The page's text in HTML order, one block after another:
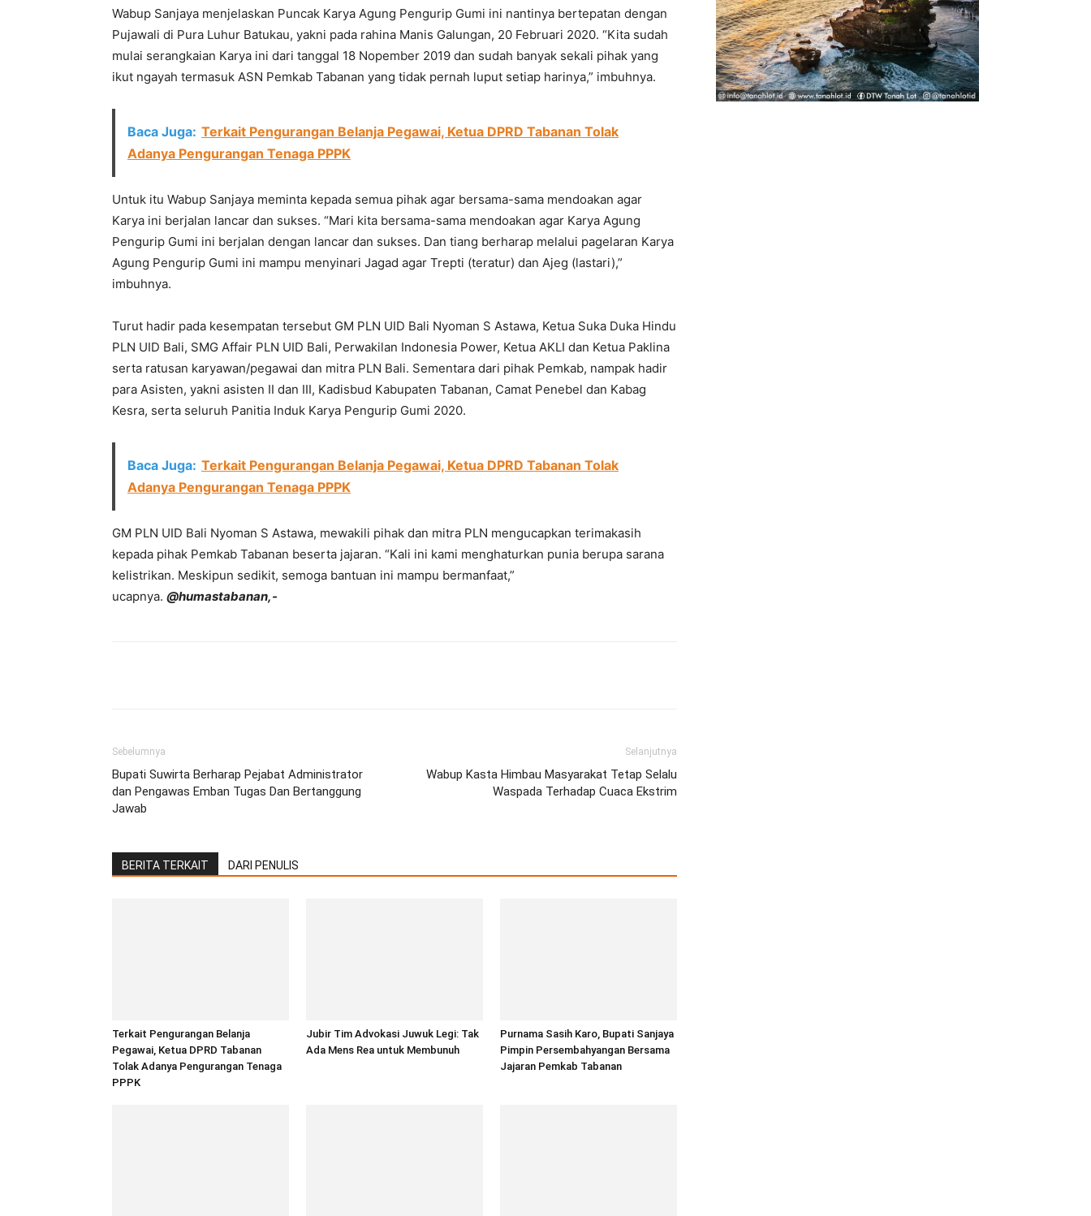
Wabup Sanjaya menjelaskan Puncak Karya Agung Pengurip Gumi ini nantinya bertepatan dengan
Pujawali di Pura Luhur Batukau, yakni pada rahina Manis Galungan, 20 Februari 2020. “Kita sudah
mulai serangkaian Karya ini dari tanggal 18 Nopember 2019 dan sudah banyak sekali pihak yang
ikut ngayah termasuk ASN Pemkab Tabanan yang tidak pernah luput setiap harinya,” imbuhnya.
Baca Juga: Terkait Pengurangan Belanja Pegawai, Ketua DPRD Tabanan Tolak
Adanya Pengurangan Tenaga PPPK
Untuk itu Wabup Sanjaya meminta kepada semua pihak agar bersama-sama mendoakan agar
Karya ini berjalan lancar dan sukses. “Mari kita bersama-sama mendoakan agar Karya Agung
Pengurip Gumi ini berjalan dengan lancar dan sukses. Dan tiang berharap melalui pagelaran Karya
Agung Pengurip Gumi ini mampu menyinari Jagad agar Trepti (teratur) dan Ajeg (lastari),”
imbuhnya.
Turut hadir pada kesempatan tersebut GM PLN UID Bali Nyoman S Astawa, Ketua Suka Duka Hindu
PLN UID Bali, SMG Affair PLN UID Bali, Perwakilan Indonesia Power, Ketua AKLI dan Ketua Paklina
serta ratusan karyawan/pegawai dan mitra PLN Bali. Sementara dari pihak Pemkab, nampak hadir
para Asisten, yakni asisten II dan III, Kadisbud Kabupaten Tabanan, Camat Penebel dan Kabag
Kesra, serta seluruh Panitia Induk Karya Pengurip Gumi 2020.
Baca Juga: Terkait Pengurangan Belanja Pegawai, Ketua DPRD Tabanan Tolak
Adanya Pengurangan Tenaga PPPK
GM PLN UID Bali Nyoman S Astawa, mewakili pihak dan mitra PLN mengucapkan terimakasih
kepada pihak Pemkab Tabanan beserta jajaran. “Kali ini kami menghaturkan punia berupa sarana
kelistrikan. Meskipun sedikit, semoga bantuan ini mampu bermanfaat,”
ucapnya. @humastabanan,-
Sebelumnya
Bupati Suwirta Berharap Pejabat Administrator
dan Pengawas Emban Tugas Dan Bertanggung
Jawab
Selanjutnya
Wabup Kasta Himbau Masyarakat Tetap Selalu
Waspada Terhadap Cuaca Ekstrim
BERITA TERKAIT DARI PENULIS
Terkait Pengurangan Belanja
Pegawai, Ketua DPRD Tabanan
Tolak Adanya Pengurangan Tenaga
PPPK
Jubir Tim Advokasi Juwuk Legi: Tak
Ada Mens Rea untuk Membunuh
Purnama Sasih Karo, Bupati Sanjaya
Pimpin Persembahyangan Bersama
Jajaran Pemkab Tabanan